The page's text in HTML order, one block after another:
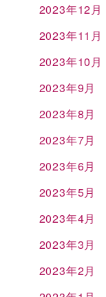
2023年12月
2023年11月
2023年10月
2023年9月
2023年8月
2023年7月
2023年6月
2023年5月
2023年4月
2023年3月
2023年2月